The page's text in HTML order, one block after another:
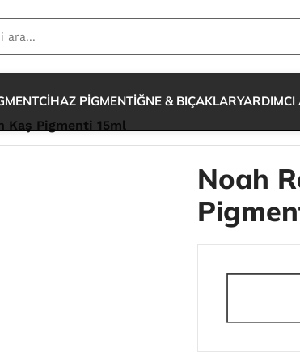
CİHAZ PİGMENTİĞNE & BIÇAKLARYARDIMCI
Kaş Pigmenti 15ml
Noah